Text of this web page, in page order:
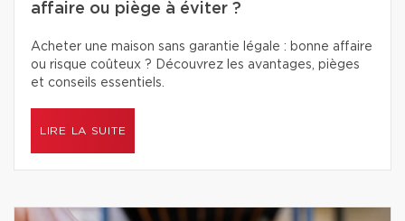
affaire ou piège à éviter ?
Acheter une maison sans garantie légale : bonne affaire
ou risque coûteux ? Découvrez les avantages, pièges
et conseils essentiels.
LIRE LA SUITE